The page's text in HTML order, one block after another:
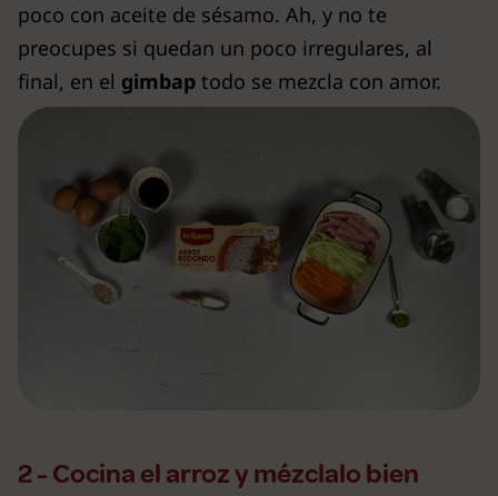
poco con aceite de sésamo. Ah, y no te
preocupes si quedan un poco irregulares, al
final, en el gimbap todo se mezcla con amor.
2 - Cocina el arroz y mézclalo bien